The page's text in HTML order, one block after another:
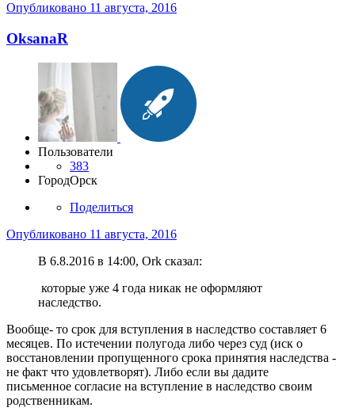
Опубликовано 11 августа, 2016
OksanaR
Пользователи
383
ГородОрск
Поделиться
Опубликовано 11 августа, 2016
В 6.8.2016 в 14:00, Ork сказал:
которые уже 4 года никак не оформляют
наследство.
Вообще- то срок для вступления в наследство составляет 6
месяцев. По истечении полугода либо через суд (иск о
восстановлении пропущенного срока принятия наследства -
не факт что удовлетворят). Либо если вы дадите
письменное согласие на вступление в наследство своим
родственникам.